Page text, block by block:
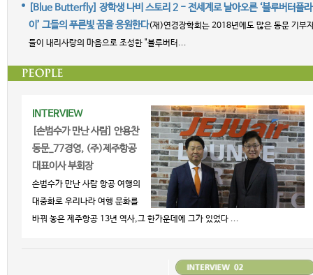
[Blue Butterfly] 장학생 나비 스토리 2 - 전세계로 날아오른 ‘블루버터플라
이’ 그들의 푸른빛 꿈을 응원한다(재)연경장학회는 2018년에도 많은 동문 기부
들이 내리사랑의 마음으로 조성한 "블루버터...
INTERVIEW
[손범수가 만난 사람] 안용찬
동문_77경영, (주)제주항공
대표이사 부회장
손범수가 만난 사람 항공 여행의
대중화로 우리나라 여행 문화를
바꿔 놓은 제주항공 13년 역사,그 한가운데에 그가 있었다 ...